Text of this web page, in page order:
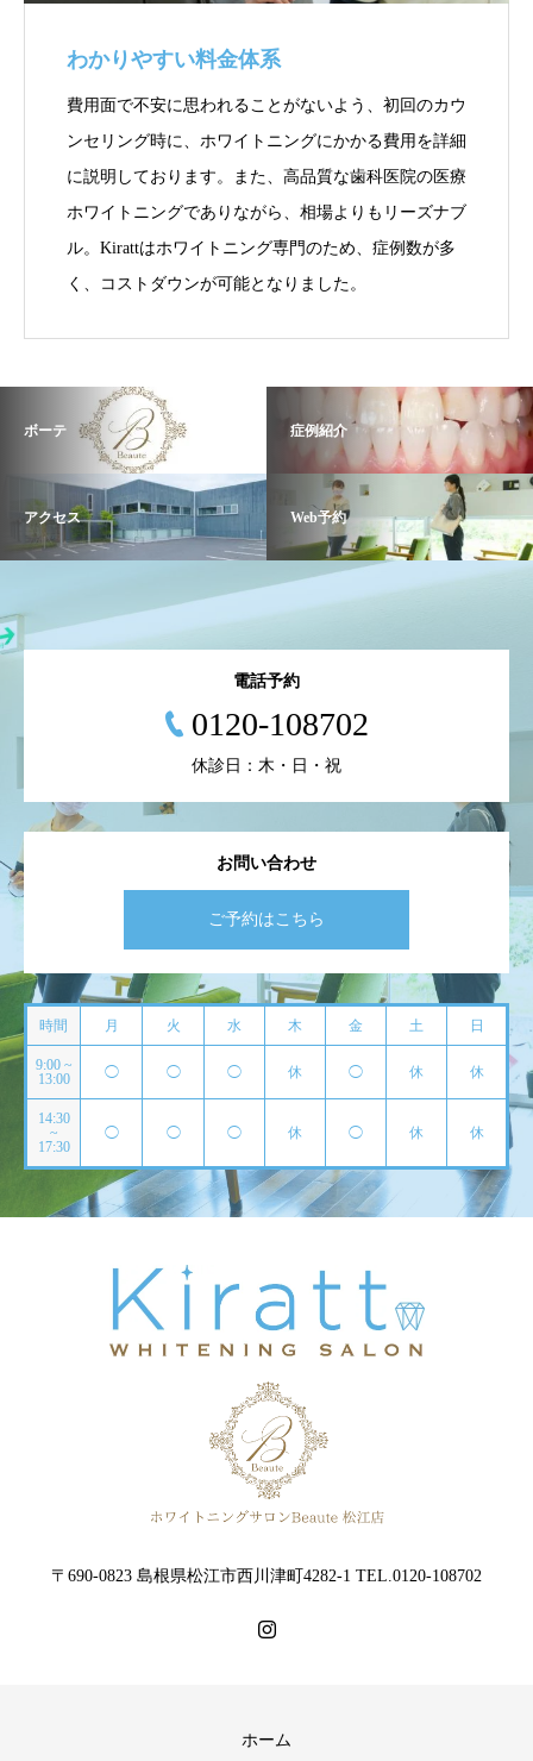
わかりやすい料金体系
費用面で不安に思われることがないよう、初回のカウ
ンセリング時に、ホワイトニングにかかる費用を詳細
に説明しております。また、高品質な歯科医院の医療
ホワイトニングでありながら、相場よりもリーズナブ
ル。Kirattはホワイトニング専門のため、症例数が多
く、コストダウンが可能となりました。
ボーテ 症例紹介
アクセス Web予約
お問い合わせ
ご予約はこちら
電話予約
0120-108702
休診日：木・日・祝
時間 月 火 水 木 金 土 日
9:00 ~
13:00
◯ ◯ ◯ 休 ◯ 休 休
14:30
~
17:30
◯ ◯ ◯ 休 ◯ 休 休
〒690-0823 島根県松江市西川津町4282-1 TEL.0120-108702
ホーム